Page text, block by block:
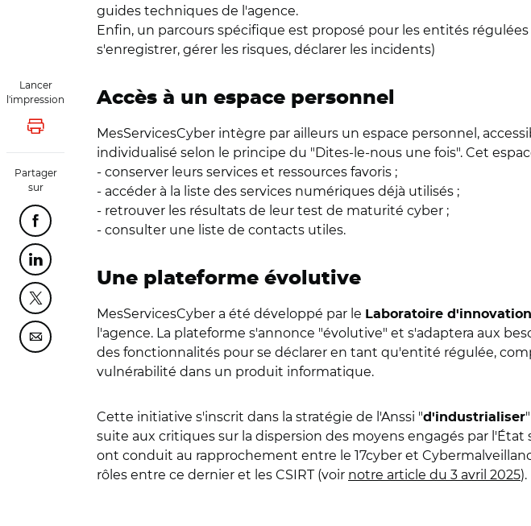
Lancer
l'impression
Lancer l'impression
Partager
sur
Partager cette page sur Facebook
Partager cette page sur Linkedin
Partager cette page sur Twitter
Partager cette page sur Courriel
guides techniques de l'agence.
Enfin, un parcours spécifique est proposé pour les entités
s'enregistrer, gérer les risques, déclarer les incidents)
Accès à un espace personnel
MesServicesCyber intègre par ailleurs un espace personnel,
individualisé selon le principe du "Dites-le-nous une fois". Cet
- conserver leurs services et ressources favoris ;
- accéder à la liste des services numériques déjà utilisés ;
- retrouver les résultats de leur test de maturité cyber ;
- consulter une liste de contacts utiles.
Une plateforme évolutive
MesServicesCyber a été développé par le Laboratoire
l'agence. La plateforme s'annonce "évolutive" et s'adaptera aux
des fonctionnalités pour se déclarer en tant qu'entité régulée,
vulnérabilité dans un produit informatique.
Cette initiative s'inscrit dans la stratégie de l'Anssi "d'industrialiser
suite aux critiques sur la dispersion des moyens engagés par
ont conduit au rapprochement entre le 17cyber et
rôles entre ce dernier et les CSIRT (voir notre article du 3 avril 2025).